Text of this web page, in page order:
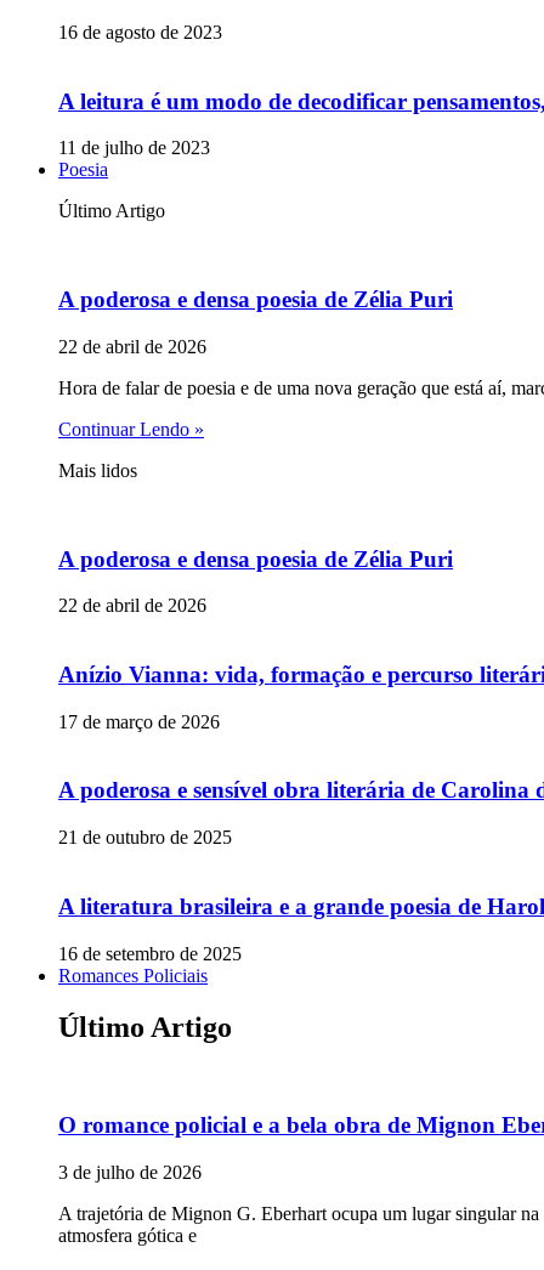
16 de agosto de 2023
A leitura é um modo de decodificar
11 de julho de 2023
Poesia
Último Artigo
A poderosa e densa poesia de Zélia Puri
22 de abril de 2026
Hora de falar de poesia e de uma nova geração que está aí,
Continuar Lendo »
Mais lidos
A poderosa e densa poesia de Zélia Puri
22 de abril de 2026
Anízio Vianna: vida, formação e percurso
17 de março de 2026
A poderosa e sensível obra literária de Carolina
21 de outubro de 2025
A literatura brasileira e a grande poesia de
16 de setembro de 2025
Romances Policiais
Último Artigo
O romance policial e a bela obra de Mignon
3 de julho de 2026
A trajetória de Mignon G. Eberhart ocupa um lugar singular
atmosfera gótica e